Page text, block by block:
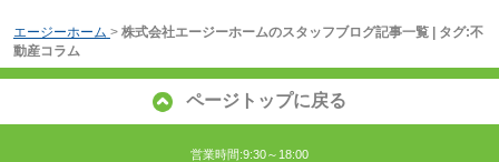
エージーホーム > 株式会社エージーホームのスタッフブログ記事一覧 | タグ:不
動産コラム
ページトップに戻る
営業時間:9:30～18:00